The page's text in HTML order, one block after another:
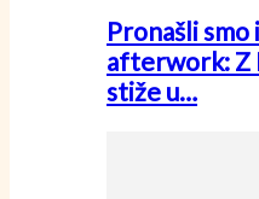
Pronašli smo
afterwork: Z
stiže u…